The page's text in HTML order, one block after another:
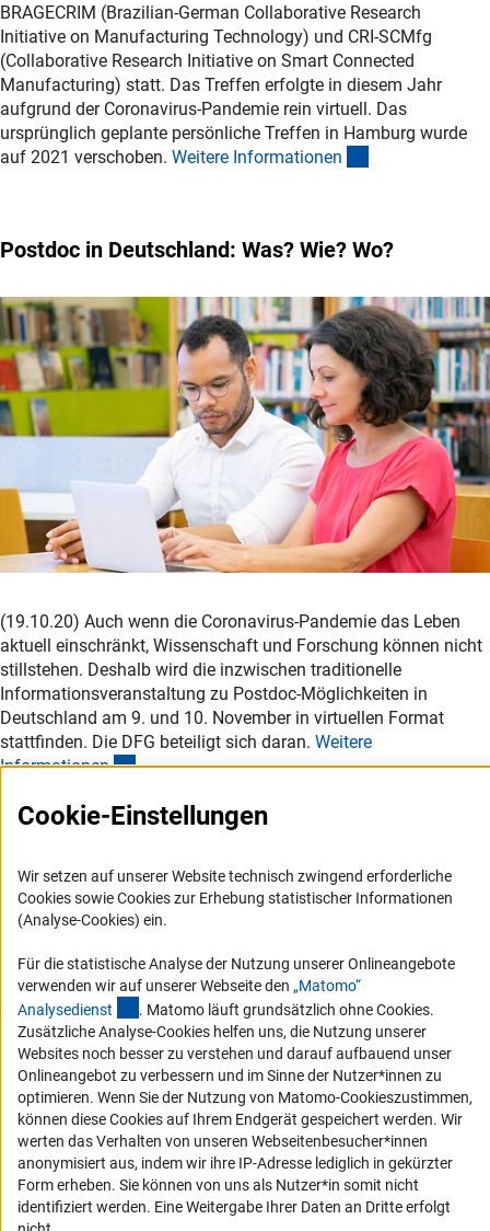
BRAGECRIM (Brazilian-German Collaborative Research
Initiative on Manufacturing Technology) und CRI-SCMfg
(Collaborative Research Initiative on Smart Connected
Manufacturing) statt. Das Treffen erfolgte in diesem Jahr
aufgrund der Coronavirus-Pandemie rein virtuell. Das
ursprünglich geplante persönliche Treffen in Hamburg wurde
auf 2021 verschoben. Weitere Informationen
Postdoc in Deutschland: Was? Wie? Wo?
(19.10.20) Auch wenn die Coronavirus-Pandemie das Leben
aktuell einschränkt, Wissenschaft und Forschung können nicht
stillstehen. Deshalb wird die inzwischen traditionelle
Informationsveranstaltung zu Postdoc-Möglichkeiten in
Deutschland am 9. und 10. November in virtuellen Format
stattfinden. Die DFG beteiligt sich daran. Weitere
Informationen (interner Link)
DWIH São Paulo teil
Cookie-Einstellungen
Wir setzen auf unserer Website technisch zwingend erforderliche
Cookies sowie Cookies zur Erhebung statistischer Informationen
(Analyse-Cookies) ein.
Für die statistische Analyse der Nutzung unserer Onlineangebote
verwenden wir auf unserer Webseite den „Matomo“
Analysedienst (externer Link)
. Matomo läuft grundsätzlich ohne Cookies.
Zusätzliche Analyse-Cookies helfen uns, die Nutzung unserer
Websites noch besser zu verstehen und darauf aufbauend unser
Onlineangebot zu verbessern und im Sinne der Nutzer*innen zu
optimieren. Wenn Sie der Nutzung von Matomo-Cookieszustimmen,
können diese Cookies auf Ihrem Endgerät gespeichert werden. Wir
werten das Verhalten von unseren Webseitenbesucher*innen
anonymisiert aus, indem wir ihre IP-Adresse lediglich in gekürzter
Form erheben. Sie können von uns als Nutzer*in somit nicht
identifiziert werden. Eine Weitergabe Ihrer Daten an Dritte erfolgt